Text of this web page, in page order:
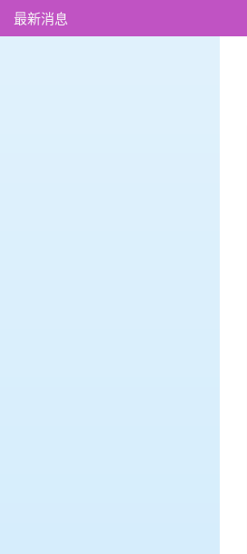
最新消息